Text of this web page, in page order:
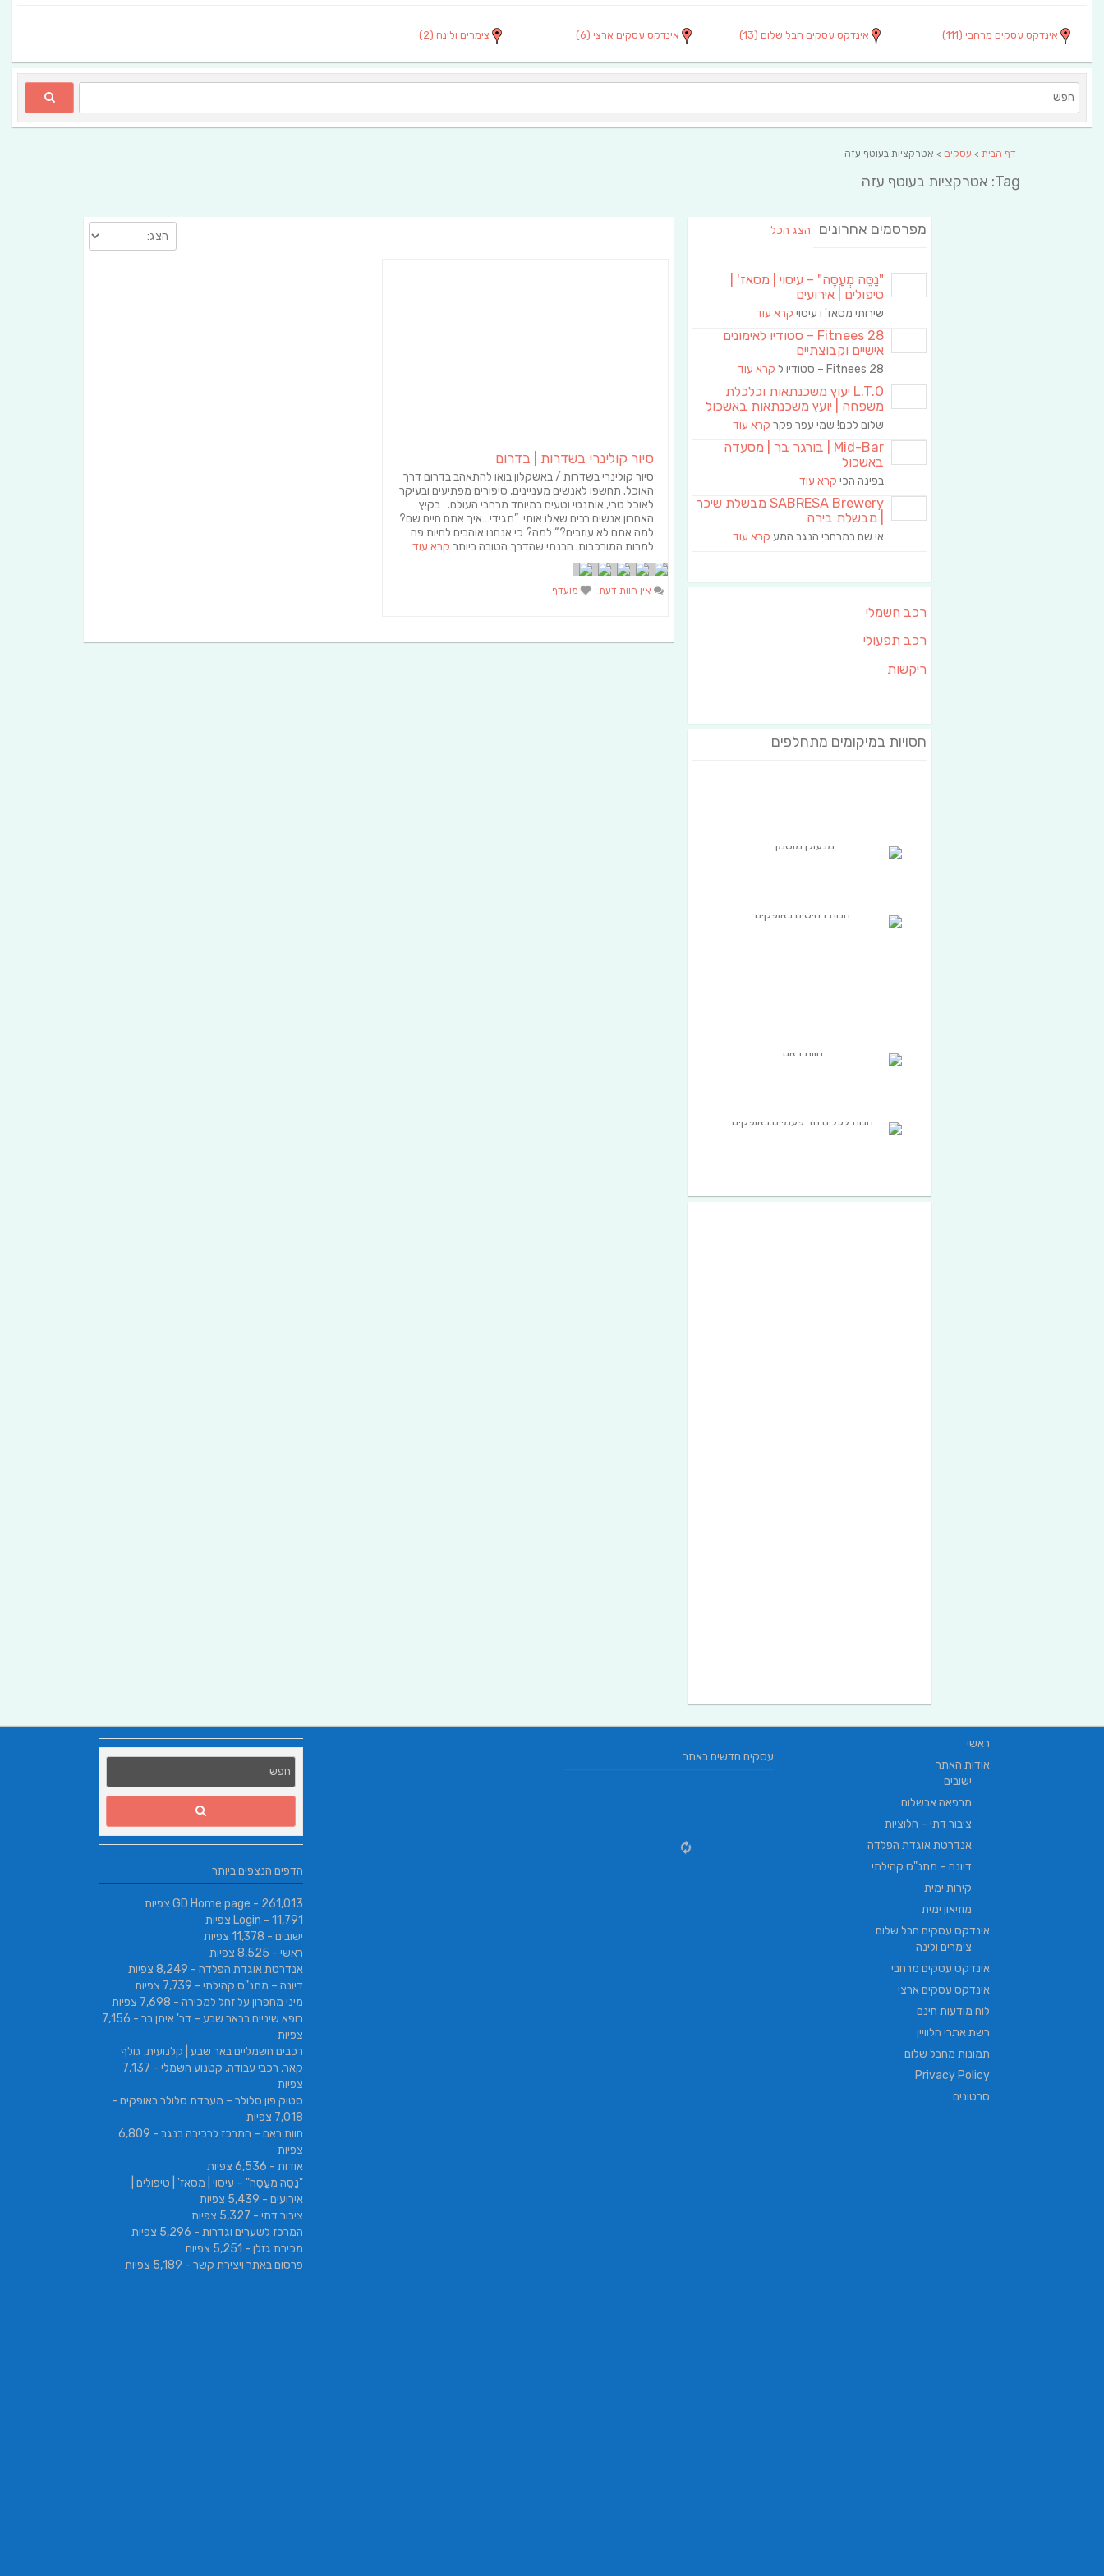
אינדקס עסקים מרחבי (111) אינדקס עסקים חבל שלום (13) אינדקס עסקים ארצי (6) צימרים ולינה (2)
דף הבית > עסקים > אטרקציות בעוטף עזה
Tag: אטרקציות בעוטף עזה
סיור קולינרי בשדרות | בדרום
סיור קולינרי בשדרות / באשקלון בואו להתאהב בדרום דרך
האוכל. תחשפו לאנשים מעניינים, סיפורים מפתיעים ובעיקר
לאוכל טרי, אותנטי וטעים במיוחד מרחבי העולם. בקיץ
האחרון אנשים רבים שאלו אותי: ”תגידי…איך אתם חיים שם?
למה אתם לא עוזבים?“ למה? כי אנחנו אוהבים לחיות פה
למרות המורכבות. הבנתי שהדרך הטובה ביותר קרא עוד
אין חוות דעת מועדף
מפרסמים אחרונים הצג הכל
"נַסֵּה מְעַסֶּה" – עיסוי | מסאז' |
טיפולים | אירועים
שירותי מסאז' ו עיסוי קרא עוד
Fitnees 28 – סטודיו לאימונים
אישיים וקבוצתיים
Fitnees 28 – סטודיו ל קרא עוד
L.T.O יעוץ משכנתאות וכלכלת
משפחה | יועץ משכנתאות באשכול
שלום לכם! שמי עפר פקר קרא עוד
Mid-Bar | בורגר בר | מסעדה
באשכול
בפינה הכי קרא עוד
SABRESA Brewery מבשלת שיכר
| מבשלת בירה
אי שם במרחבי הנגב המע קרא עוד
רכב חשמלי
רכב תפעולי
ריקשות
חסויות במיקומים מתחלפים
הדפים הנצפים ביותר
GD Home page - 261,013 צפיות
Login - 11,791 צפיות
ישובים - 11,378 צפיות
ראשי - 8,525 צפיות
אנדרטת אוגדת הפלדה - 8,249 צפיות
דיונה – מתנ"ס קהילתי - 7,739 צפיות
מיני מחפרון על זחל למכירה - 7,698 צפיות
רופא שיניים בבאר שבע – דר' איתן בר
- 7,156
צפיות
רכבים חשמליים באר שבע | קלנועית, גולף
קאר, רכבי עבודה, קטנוע חשמלי
- 7,137
צפיות
סטוק פון סלולר – מעבדת סלולר באופקים -
7,018 צפיות
חוות ראם – המרכז לרכיבה בנגב
- 6,809
צפיות
אודות - 6,536 צפיות
"נַסֵּה מְעַסֶּה" – עיסוי | מסאז' | טיפולים |
אירועים - 5,439 צפיות
ציבור דתי - 5,327 צפיות
המרכז לשערים וגדרות - 5,296 צפיות
מכירת גזלן - 5,251 צפיות
פרסום באתר ויצירת קשר - 5,189 צפיות
עסקים חדשים באתר
ראשי
אודות האתר
ישובים
מרפאה אבשלום
ציבור דתי – חלוציות
אנדרטת אוגדת הפלדה
דיונה – מתנ"ס קהילתי
קירות ימית
מוזיאון ימית
אינדקס עסקים חבל שלום
צימרים ולינה
אינדקס עסקים מרחבי
אינדקס עסקים ארצי
לוח מודעות חינם
רשת אתרי הלוויין
תמונות מחבל שלום
Privacy Policy
סרטונים